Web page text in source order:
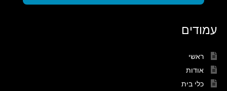
עמודים
ראשי
אודות
כלי בית